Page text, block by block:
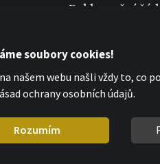
Reklamační řád
Údržba hodinek
údajů
soubory cookies!
našem webu našli vždy to, co
ochrany osobních údajů.
Rozumím